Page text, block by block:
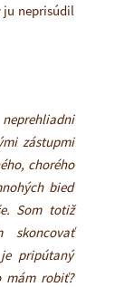
ju neprisúdil
zástupmi
chorého
bied
Som totiž
skoncovať
pripútaný
mám robiť?